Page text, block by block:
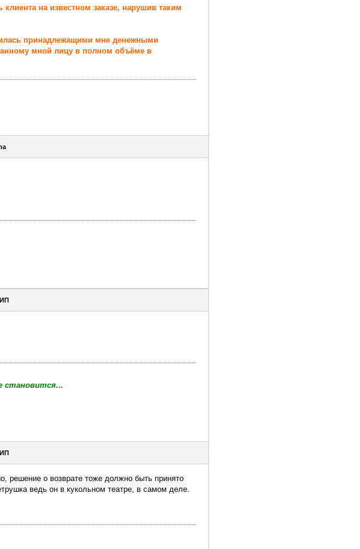
на известном заказе, нарушив таким
принадлежащими мне денежными
мной лицу в полном объёме в
становится...
решение о возврате тоже должно быть принято
ведь он в кукольном театре, в самом деле.